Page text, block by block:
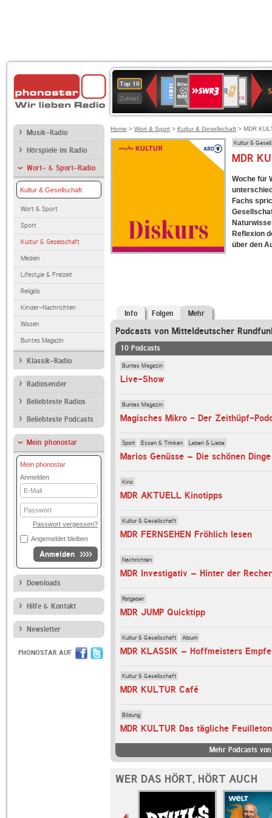
Top 10
Zuletzt
Deutschlandfunk
80er
90er
OLDIE
ANTENNE
4
KLASSIK
SWR
Kultur
NDR
2
Musik-Radio
Hörspiele im Radio
Wort- & Sport-Radio
Kultur & Gesellschaft
Wort & Sport
Sport
Kultur & Gesellschaft
Medien
Lifestyle & Freizeit
Religiös
Kinder-Nachrichten
Wissen
Buntes Magazin
Klassik-Radio
Radiosender
Beliebteste Radios
Beliebteste Podcasts
Mein phonostar
Mein phonostar
Anmelden
E-
Mail
Passwort
Passwort vergessen?
Angemeldet bleiben
Anmelden
Downloads
Hilfe & Kontakt
Newsletter
PHONOSTAR AUF
Home > Wort & Sport > Kultur & Gesellschaft > MDR
Kultur &
MDR
Woche für
Fachs
Reflexion
über den
Info Folgen Mehr
Podcasts von Mitteldeutscher
10 Podcasts
Buntes Magazin
Live-Show
Buntes Magazin
Magisches Mikro - Der Zeithüpf-
Sport Essen & Trinken Leben & Liebe
Kino
MDR AKTUELL Kinotipps
Kultur & Gesellschaft
MDR FERNSEHEN Fröhlich lesen
Nachrichten
MDR Investigativ – Hinter der
Ratgeber
MDR JUMP Quicktipp
Kultur & Gesellschaft Album
MDR KLASSIK – Hoffmeisters
Kultur & Gesellschaft
MDR KULTUR Café
Bildung
MDR KULTUR Das tägliche Feuilleton
Mehr Podcasts
WER DAS HÖRT, HÖRT AUCH